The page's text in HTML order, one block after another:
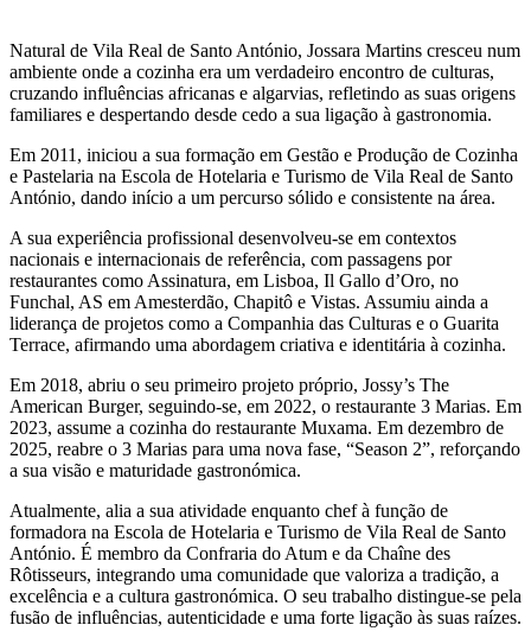
Natural de Vila Real de Santo António, Jossara Martins cresceu num
ambiente onde a cozinha era um verdadeiro encontro de culturas,
cruzando influências africanas e algarvias, refletindo as suas origens
familiares e despertando desde cedo a sua ligação à gastronomia.
Em 2011, iniciou a sua formação em Gestão e Produção de Cozinha
e Pastelaria na Escola de Hotelaria e Turismo de Vila Real de Santo
António, dando início a um percurso sólido e consistente na área.
A sua experiência profissional desenvolveu-se em contextos
nacionais e internacionais de referência, com passagens por
restaurantes como Assinatura, em Lisboa, Il Gallo d’Oro, no
Funchal, AS em Amesterdão, Chapitô e Vistas. Assumiu ainda a
liderança de projetos como a Companhia das Culturas e o Guarita
Terrace, afirmando uma abordagem criativa e identitária à cozinha.
Em 2018, abriu o seu primeiro projeto próprio, Jossy’s The
American Burger, seguindo-se, em 2022, o restaurante 3 Marias. Em
2023, assume a cozinha do restaurante Muxama. Em dezembro de
2025, reabre o 3 Marias para uma nova fase, “Season 2”, reforçando
a sua visão e maturidade gastronómica.
Atualmente, alia a sua atividade enquanto chef à função de
formadora na Escola de Hotelaria e Turismo de Vila Real de Santo
António. É membro da Confraria do Atum e da Chaîne des
Rôtisseurs, integrando uma comunidade que valoriza a tradição, a
excelência e a cultura gastronómica. O seu trabalho distingue-se pela
fusão de influências, autenticidade e uma forte ligação às suas raízes.